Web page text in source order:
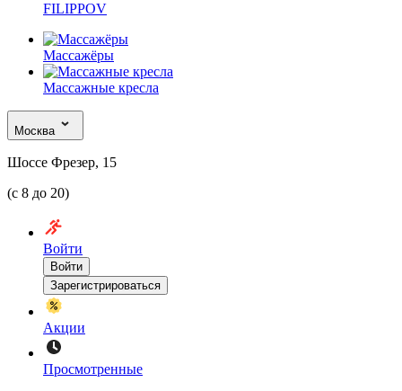
FILIPPOV
Массажёры
Массажные кресла
Москва
Шоссе Фрезер, 15
(с 8 до 20)
Войти
Войти
Зарегистрироваться
Акции
Просмотренные